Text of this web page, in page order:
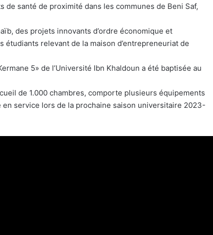
de santé de proximité dans les communes de Beni Saf,
des projets innovants d’ordre économique et
relevant de la maison d’entrepreneuriat de
5» de l’Université Ibn Khaldoun a été baptisée au
de 1.000 chambres, comporte plusieurs équipements
service lors de la prochaine saison universitaire 2023-